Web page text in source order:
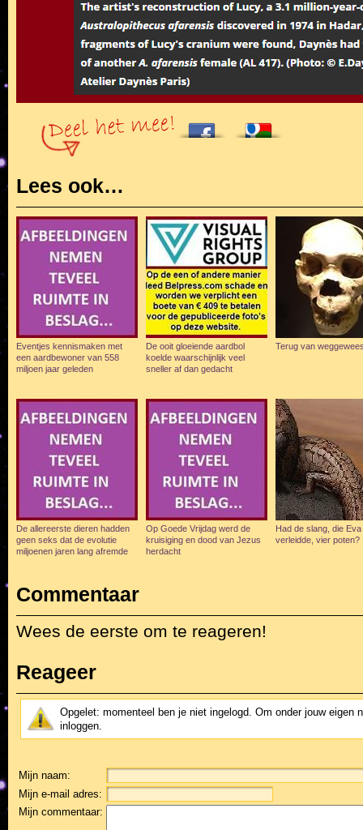
Lees ook…
Eventjes kennismaken met
een aardbewoner van 558
miljoen jaar geleden
De ooit gloeiende aardbol
koelde waarschijnlijk veel
sneller af dan gedacht
Terug van
De allereerste dieren hadden
geen seks dat de evolutie
miljoenen jaren lang afremde
Op Goede Vrijdag werd de
kruisiging en dood van Jezus
herdacht
Had de slang, die Eva
verleidde, vier poten?
Commentaar
Wees de eerste om te reageren!
Reageer
Opgelet: momenteel ben je niet ingelogd. Om onder jouw eigen
inloggen.
Mijn naam:
Mijn e-mail adres:
Mijn commentaar: